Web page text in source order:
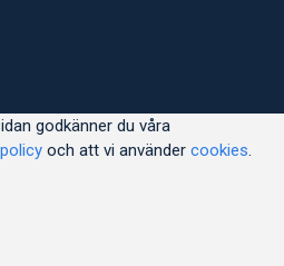
godkänner du våra
och att vi använder cookies.